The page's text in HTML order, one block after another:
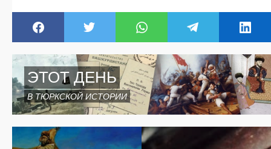
ЭТОТ ДЕНЬ
В ТЮРКСКОЙ ИСТОРИИ